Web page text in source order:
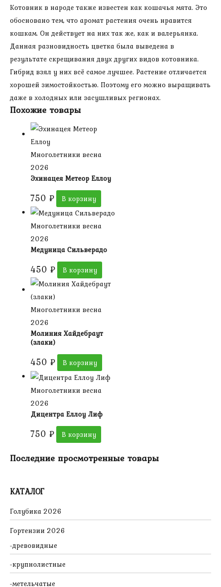
КАТАЛОГ
Голубика 2026
Гортензии 2026
древовидные
крупнолистные
метельчатые
Котовник в народе также известен как кошачья мята. Это
обосновано тем, что аромат растения очень нравится
кошкам. Он действует на них так же, как и валерьянка.
Данная разновидность цветка была выведена в
результате скрещивания двух других видов котовника.
Гибрид взял у них всё самое лучшее. Растение отличается
хорошей зимостойкостью. Поэтому его можно выращивать
даже в холодных или засушливых регионах.
Похожие товары
Многолетники весна
2026
Эхинацея Метеор Еллоу
750 ₽ В корзину
Многолетники весна
2026
Медуница Сильверадо
450 ₽ В корзину
Многолетники весна
2026
Молиния Хайдебраут
(злаки)
450 ₽ В корзину
Многолетники весна
2026
Дицентра Еллоу Лиф
750 ₽ В корзину
Последние просмотренные товары